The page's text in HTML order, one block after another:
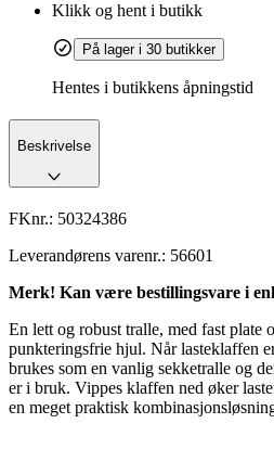
Klikk og hent i butikk
På lager i 30 butikker
Hentes i butikkens åpningstid
Beskrivelse
FKnr.: 50324386
Leverandørens varenr.: 56601
Merk! Kan være bestillingsvare i
En lett og robust tralle, med fast plate
punkteringsfrie hjul. Når lasteklaffen
brukes som en vanlig sekketralle og
er i bruk. Vippes klaffen ned øker
en meget praktisk